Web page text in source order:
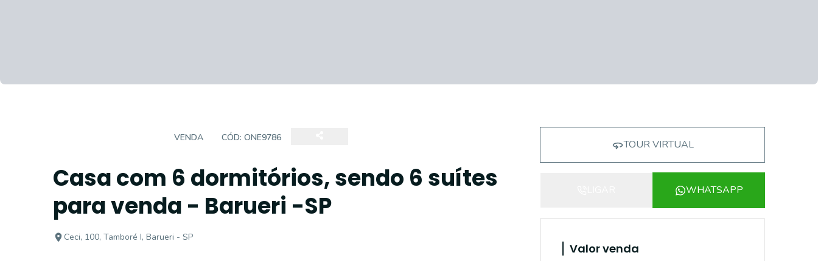
VENDA CÓD: ONE9786
Casa com 6 dormitórios, sendo 6 suítes
para venda - Barueri -SP
Ceci, 100, Tamboré I, Barueri - SP
TOUR VIRTUAL
WHATSAPP
Valor venda